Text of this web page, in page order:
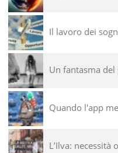
Il lavoro dei
Un fantasma
Quando l'app
L’Ilva: necessità